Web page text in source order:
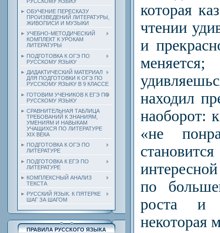
ОБУЧЕНИЕ ПЕРЕСКАЗУ
ПРОИЗВЕДЕНИЙ ЛИТЕРАТУРЫ,
ЖИВОПИСИ И МУЗЫКИ
УЧЕБНО-МЕТОДИЧЕСКИЙ
КОМПЛЕКТ К УРОКАМ
ЛИТЕРАТУРЫ
ПОДГОТОВКА К ОГЭ ПО
РУССКОМУ ЯЗЫКУ
ДИДАКТИЧЕСКИЙ МАТЕРИАЛ
ДЛЯ ПОДГОТОВКИ К ОГЭ ПО
РУССКОМУ ЯЗЫКУ В 9 КЛАССЕ
ГОТОВИМ УЧЕНИКОВ К ЕГЭ ПО
РУССКОМУ ЯЗЫКУ
СРАВНИТЕЛЬНАЯ ТАБЛИЦА
ТРЕБОВАНИЙ К ЗНАНИЯМ,
УМЕНИЯМ И НАВЫКАМ
УЧАЩИХСЯ ПО ЛИТЕРАТУРЕ
ХIХ ВЕКА
ПОДГОТОВКА К ОГЭ ПО
ЛИТЕРАТУРЕ
ПОДГОТОВКА К ЕГЭ ПО
ЛИТЕРАТУРЕ
КОМПЛЕКСНЫЙ АНАЛИЗ
ТЕКСТА
РУССКИЙ ЯЗЫК. К ПЯТЕРКЕ
ШАГ ЗА ШАГОМ
ПРАВИЛА РУССКОГО ЯЗЫКА
которая
чтении
и
находил
наоборот:
«не
по
роста и
некоторая